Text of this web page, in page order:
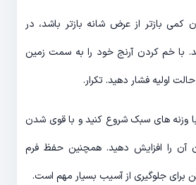
بازتر از عرض شانه بازتر باشد، در
با خم کردن آرنج خود را به سمت زمین
اولیه فشار دهید. تکرار.
وزنه های سبک شروع کنید و با قوی شدن
را افزایش دهید. همچنین حفظ فرم
جلوگیری از آسیب بسیار مهم است.